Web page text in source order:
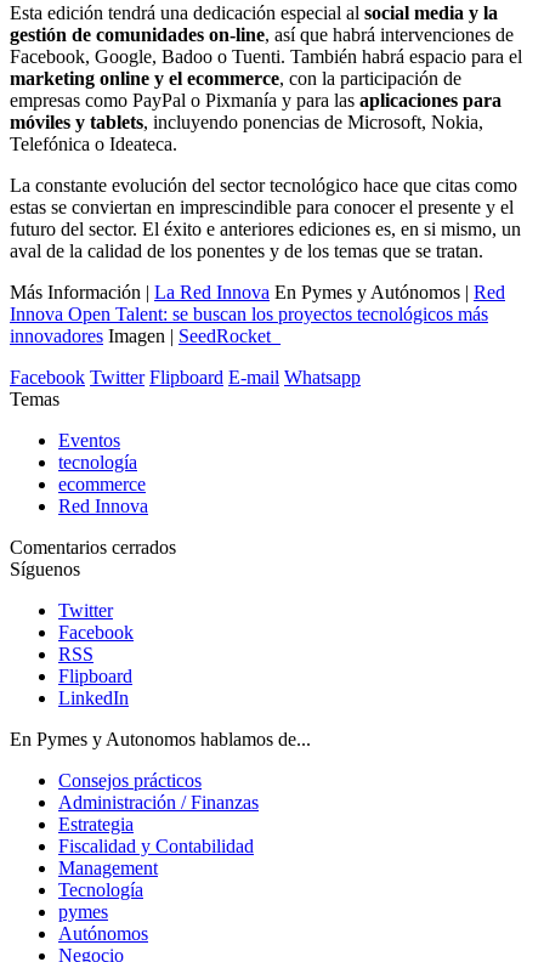
Esta edición tendrá una dedicación especial al social media y la
gestión de comunidades on-line, así que habrá intervenciones de
Facebook, Google, Badoo o Tuenti. También habrá espacio para el
marketing online y el ecommerce, con la participación de
empresas como PayPal o Pixmanía y para las aplicaciones para
móviles y tablets, incluyendo ponencias de Microsoft, Nokia,
Telefónica o Ideateca.
La constante evolución del sector tecnológico hace que citas como
estas se conviertan en imprescindible para conocer el presente y el
futuro del sector. El éxito e anteriores ediciones es, en si mismo, un
aval de la calidad de los ponentes y de los temas que se tratan.
Más Información | La Red Innova En Pymes y Autónomos | Red
Innova Open Talent: se buscan los proyectos tecnológicos más
innovadores Imagen | SeedRocket_
Facebook Twitter Flipboard E-mail Whatsapp
Temas
Eventos
tecnología
ecommerce
Red Innova
Comentarios cerrados
Síguenos
Twitter
Facebook
RSS
Flipboard
LinkedIn
En Pymes y Autonomos hablamos de...
Consejos prácticos
Administración / Finanzas
Estrategia
Fiscalidad y Contabilidad
Management
Tecnología
pymes
Autónomos
Negocio